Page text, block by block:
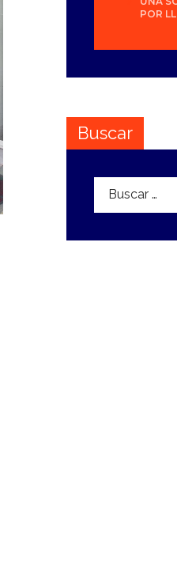
POR
Buscar
Buscar: